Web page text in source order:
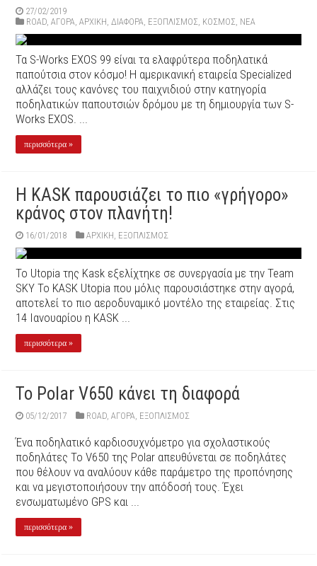
27/02/2019
ROAD ,ΑΓΟΡΑ ,ΑΡΧΙΚΉ ΔΙΆΦΟΡΑ ΕΞΟΠΛΙΣΜΌΣ ΚΟΣΜΟΣ ΝΕΑ
Τα S-Works EXOS 99 είναι τα ελαφρύτερα ποδηλατικά
παπούτσια στον κόσμο! Η αμερικανική εταιρεία Specialized
αλλάζει τους κανόνες του παιχνιδιού στην κατηγορία
ποδηλατικών παπουτσιών δρόμου με τη δημιουργία των S-
Works EXOS. ...
περισσότερα »
Η KASK παρουσιάζει το πιο «γρήγορο»
κράνος στον πλανήτη!
16/01/2018 ΑΡΧΙΚΉ ΕΞΟΠΛΙΣΜΌΣ
Το Utopia της Κask εξελίχτηκε σε συνεργασία με την Team
SKY Το KASK Utopia που μόλις παρουσιάστηκε στην αγορά,
αποτελεί το πιο αεροδυναμικό μοντέλο της εταιρείας. Στις
14 Ιανουαρίου η KASK ...
περισσότερα »
Το Polar V650 κάνει τη διαφορά
05/12/2017 ROAD ,ΑΓΟΡΑ ΕΞΟΠΛΙΣΜΌΣ
Ένα ποδηλατικό καρδιοσυχνόμετρο για σχολαστικούς
ποδηλάτες Το V650 της Polar απευθύνεται σε ποδηλάτες
που θέλουν να αναλύουν κάθε παράμετρο της προπόνησης
και να μεγιστοποιήσουν την απόδοσή τους. Έχει
ενσωματωμένο GPS και ...
περισσότερα »